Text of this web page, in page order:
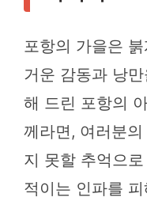
포항의 가을은
거운 감동과 낭
해 드린 포항의
께라면, 여러분
지 못할 추억으
적이는 인파를